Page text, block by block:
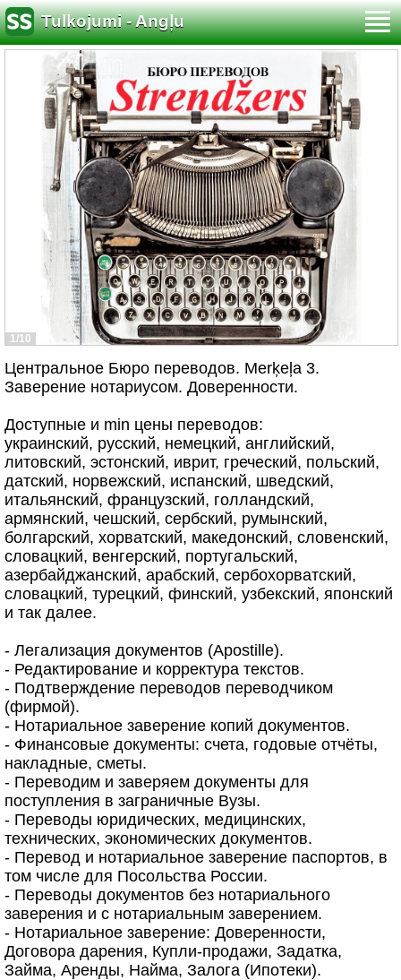
Tulkojumi - Angļu
1/10
Центральное Бюро переводов. Merķeļa 3.
Заверение нотариусом. Доверенности.
Доступные и min цены переводов:
украинский, русский, немецкий, английский,
литовский, эстонский, иврит, греческий, польский,
датский, норвежский, испанский, шведский,
итальянский, французский, голландский,
армянский, чешский, сербский, румынский,
болгарский, хорватский, македонский, словенский,
словацкий, венгерский, португальский,
азербайджанский, арабский, сербохорватский,
словацкий, турецкий, финский, узбекский, японский
и так далее.
- Легализация документов (Apostille).
- Редактирование и корректура текстов.
- Подтверждение переводов переводчиком
(фирмой).
- Нотариальное заверение копий документов.
- Финансовые документы: счета, годовые отчёты,
накладные, сметы.
- Переводим и заверяем документы для
поступления в заграничные Вузы.
- Переводы юридических, медицинских,
технических, экономических документов.
- Перевод и нотариальное заверение паспортов, в
том числе для Посольства России.
- Переводы документов без нотариального
заверения и с нотариальным заверением.
- Нотариальное заверение: Доверенности,
Договора дарения, Купли-продажи, Задатка,
Займа, Аренды, Найма, Залога (Ипотеки).